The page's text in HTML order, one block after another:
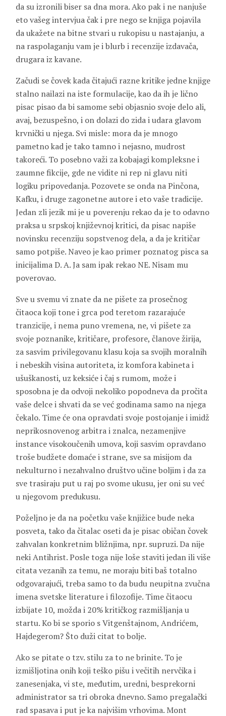
da su izronili biser sa dna mora. Ako pak i ne nanjuše
eto vašeg intervjua čak i pre nego se knjiga pojavila
da ukažete na bitne stvari u rukopisu u nastajanju, a
na raspolaganju vam je i blurb i recenzije izdavača,
drugara iz kavane.
Začudi se čovek kada čitajući razne kritike jedne knjige
stalno nailazi na iste formulacije, kao da ih je lično
pisac pisao da bi samome sebi objasnio svoje delo ali,
avaj, bezuspešno, i on dolazi do zida i udara glavom
krvnički u njega. Svi misle: mora da je mnogo
pametno kad je tako tamno i nejasno, mudrost
takoreći. To posebno važi za kobajagi kompleksne i
zaumne fikcije, gde ne vidite ni rep ni glavu niti
logiku pripovedanja. Pozovete se onda na Pinčona,
Kafku, i druge zagonetne autore i eto vaše tradicije.
Jedan zli jezik mi je u poverenju rekao da je to odavno
praksa u srpskoj književnoj kritici, da pisac napiše
novinsku recenziju sopstvenog dela, a da je kritičar
samo potpiše. Naveo je kao primer poznatog pisca sa
inicijalima D. A. Ja sam ipak rekao NE. Nisam mu
poverovao.
Sve u svemu vi znate da ne pišete za prosečnog
čitaoca koji tone i grca pod teretom razarajuće
tranzicije, i nema puno vremena, ne, vi pišete za
svoje poznanike, kritičare, profesore, članove žirija,
za sasvim privilegovanu klasu koja sa svojih moralnih
i nebeskih visina autoriteta, iz komfora kabineta i
ušuškanosti, uz keksiće i čaj s rumom, može i
sposobna je da odvoji nekoliko popodneva da pročita
vaše delce i shvati da se već godinama samo na njega
čekalo. Time će ona opravdati svoje postojanje i imidž
neprikosnovenog arbitra i znalca, nezamenjive
instance visokoučenih umova, koji sasvim opravdano
troše budžete domaće i strane, sve sa misijom da
nekulturno i nezahvalno društvo učine boljim i da za
sve trasiraju put u raj po svome ukusu, jer oni su već
u njegovom predukusu.
Poželjno je da na početku vaše knjižice bude neka
posveta, tako da čitalac oseti da je pisac običan čovek
zahvalan konkretnim bližnjima, npr. supruzi. Da nije
neki Antihrist. Posle toga nije loše staviti jedan ili više
citata vezanih za temu, ne moraju biti baš totalno
odgovarajući, treba samo to da budu neupitna zvučna
imena svetske literature i filozofije. Time čitaocu
izbijate 10, možda i 20% kritičkog razmišljanja u
startu. Ko bi se sporio s Vitgenštajnom, Andrićem,
Hajdegerom? Što duži citat to bolje.
Ako se pitate o tzv. stilu za to ne brinite. To je
izmišljotina onih koji teško pišu i večitih nervčika i
zanesenjaka, vi ste, međutim, uredni, besprekorni
administrator sa tri obroka dnevno. Samo pregalački
rad spasava i put je ka najvišim vrhovima. Mont